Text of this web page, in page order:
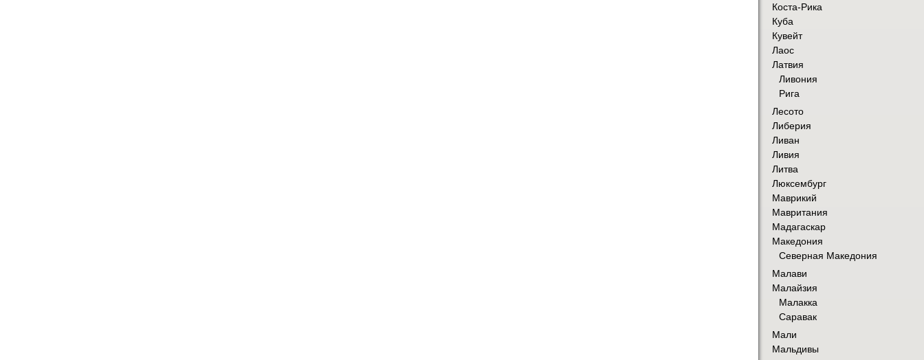
Коста-Рика
Куба
Кувейт
Лаос
Латвия
Ливония
Рига
Лесото
Либерия
Ливан
Ливия
Литва
Люксембург
Маврикий
Мавритания
Мадагаскар
Македония
Северная Македония
Малави
Малайзия
Малакка
Саравак
Мали
Мальдивы